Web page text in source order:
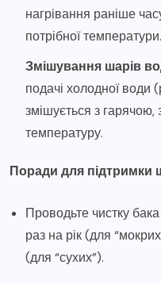
нагрівання раніше
потрібної температури.
Змішування шарів
подачі холодної води
змішується з
температуру.
Поради для підтримки
Проводьте чистку
раз на рік (для
(для “сухих”).